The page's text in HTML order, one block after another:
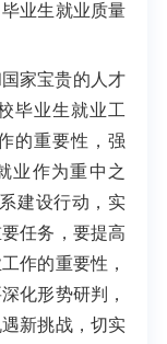
业生就业质量
家宝贵的人才
毕业生就业工
的重要性，强
业作为重中之
建设行动，实
任务，要提高
作的重要性，
化形势研判，
新挑战，切实